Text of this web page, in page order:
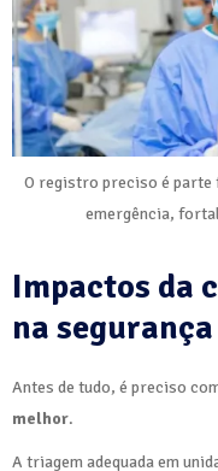
O registro preciso é parte
emergência,
Impactos da
na
Antes de tudo, é preciso
melhor.
A triagem adequada em